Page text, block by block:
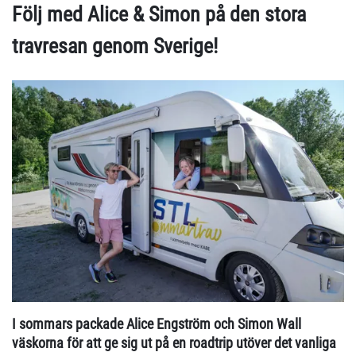
Följ med Alice & Simon på den stora
travresan genom Sverige!
I sommars packade Alice Engström och Simon Wall
väskorna för att ge sig ut på en roadtrip utöver det vanliga